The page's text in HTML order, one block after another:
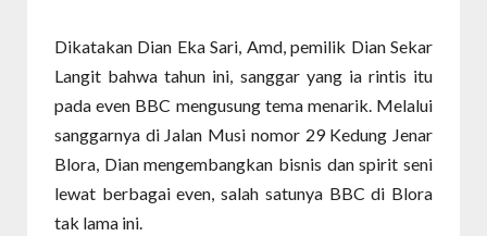
Dikatakan Dian Eka Sari, Amd, pemilik Dian Sekar
Langit bahwa tahun ini, sanggar yang ia rintis itu
pada even BBC mengusung tema menarik. Melalui
sanggarnya di Jalan Musi nomor 29 Kedung Jenar
Blora, Dian mengembangkan bisnis dan spirit seni
lewat berbagai even, salah satunya BBC di Blora
tak lama ini.